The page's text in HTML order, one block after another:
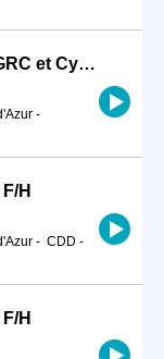
Stage/Alternance - Chef de projet GRC et Cybersécurité F/H
-
H
- CDD -
H